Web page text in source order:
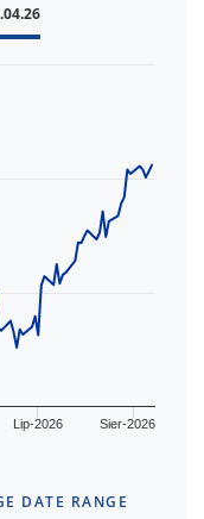
Lip-2026 Sier-2026
DATE RANGE